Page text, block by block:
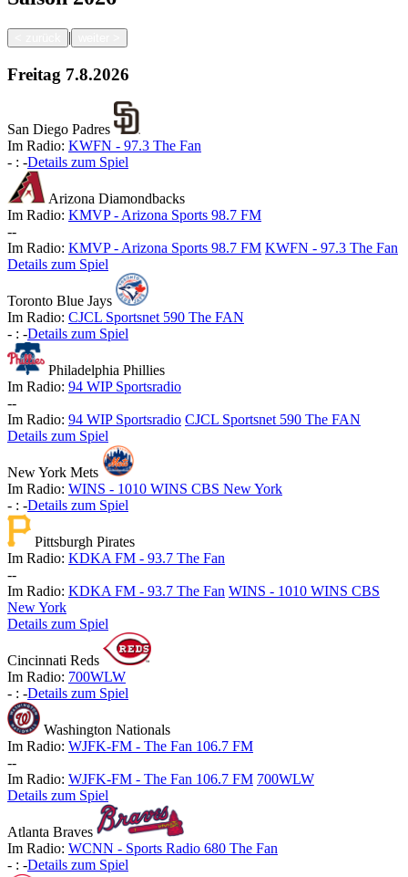
|
Freitag 7.8.2026
San Diego Padres
Im Radio: KWFN - 97.3 The Fan
- : -Details zum Spiel
Arizona Diamondbacks
Im Radio: KMVP - Arizona Sports 98.7 FM
--
Im Radio: KMVP - Arizona Sports 98.7 FM KWFN - 97.3 The Fan
Details zum Spiel
Toronto Blue Jays
Im Radio: CJCL Sportsnet 590 The FAN
- : -Details zum Spiel
Philadelphia Phillies
Im Radio: 94 WIP Sportsradio
--
Im Radio: 94 WIP Sportsradio CJCL Sportsnet 590 The FAN
Details zum Spiel
New York Mets
Im Radio: WINS - 1010 WINS CBS New York
- : -Details zum Spiel
Pittsburgh Pirates
Im Radio: KDKA FM - 93.7 The Fan
--
Im Radio: KDKA FM - 93.7 The Fan WINS - 1010 WINS CBS
New York
Details zum Spiel
Cincinnati Reds
Im Radio: 700WLW
- : -Details zum Spiel
Washington Nationals
Im Radio: WJFK-FM - The Fan 106.7 FM
--
Im Radio: WJFK-FM - The Fan 106.7 FM 700WLW
Details zum Spiel
Atlanta Braves
Im Radio: WCNN - Sports Radio 680 The Fan
- : -Details zum Spiel